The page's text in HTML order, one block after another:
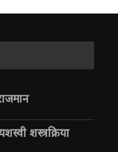
शस्त्रक्रिया